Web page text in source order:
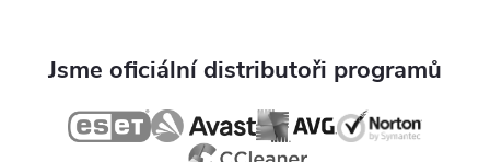
Jsme oficiální distributoři programů